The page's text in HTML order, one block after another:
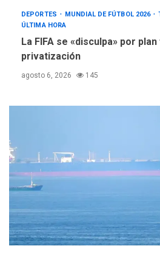
DEPORTES MUNDIAL DE FÚTBOL 2026
ÚLTIMA HORA
La FIFA se «disculpa» por
privatización
agosto 6, 2026 145